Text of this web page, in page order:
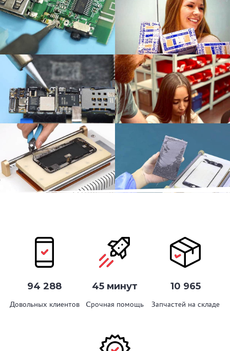
94 288
Довольных клиентов
45 минут
Срочная помощь
10 965
Запчастей на складе